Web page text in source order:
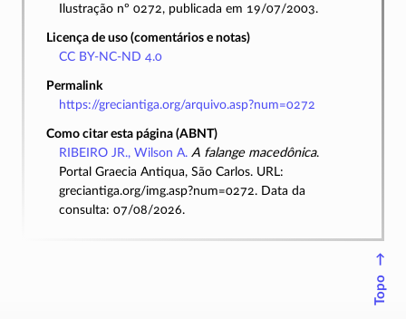
Ilustração nº 0272, publicada em 19/07/2003.
Licença de uso (comentários e notas)
CC BY-NC-ND 4.0
Permalink
https://greciantiga.org/arquivo.asp?num=0272
Como citar esta página (ABNT)
RIBEIRO JR., Wilson A. A falange macedônica.
Portal Graecia Antiqua, São Carlos. URL:
greciantiga.org/img.asp?num=0272. Data da
consulta: 07/08/2026.
↑
Topo